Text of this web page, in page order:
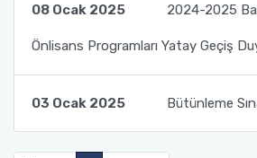
08 Ocak 2025 2024-2025
Önlisans Programları Yatay Geçiş
03 Ocak 2025 Bütünleme
Çocuklarla Organik Hıyar Yetiştiriciliği
Toplumsal Duyarlılık ve Projeleri Bölüm
Koordinatörleri
Akademik Teşvik Komisyonu
Staj Komisyonu